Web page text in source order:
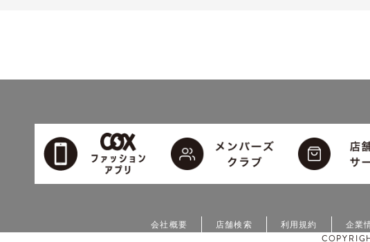
会社概要 店舗検索 利用規約 企業